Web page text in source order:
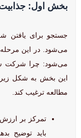
بخش اول: جذابیت
جستجو برای یافتن
می‌شود. در این
می‌شود: چرا شرکت
این بخش به شکل
مطالعه ترغیب کند.
تمرکز بر
باید توضیح